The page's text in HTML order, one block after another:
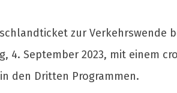
zur Verkehrswende
4. September 2023, mit einem
den Dritten Programmen.